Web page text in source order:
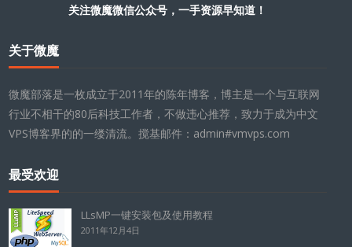
关注微魔微信公众号，一手资源早知道！
关于微魔
微魔部落是一枚成立于2011年的陈年博客，博主是一个与互联网
行业不相干的80后科技工作者，不做违心推荐，致力于成为中文
VPS博客界的的一缕清流。搅基邮件：admin#vmvps.com
最受欢迎
LLsMP一键安装包及使用教程
2011年12月4日